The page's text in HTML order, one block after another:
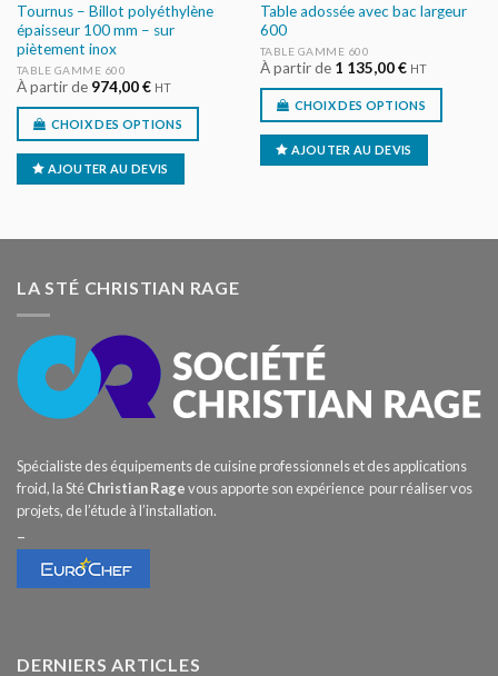
Tournus – Billot polyéthylène
épaisseur 100 mm – sur
piètement inox
TABLE GAMME 600
À partir de 974,00€ HT
CHOIX DES OPTIONS
AJOUTER AU DEVIS
Table adossée avec bac largeur
600
TABLE GAMME 600
À partir de 1 135,00€ HT
CHOIX DES OPTIONS
AJOUTER AU DEVIS
LA STÉ CHRISTIAN RAGE
Spécialiste des équipements de cuisine professionnels et des applications
froid, la StéChristian Ragevous apporte son expérience pour réaliser vos
projets, de l’étude à l’installation.
–
DERNIERS ARTICLES